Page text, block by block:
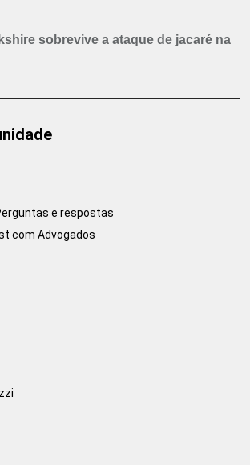
sobrevive a ataque de jacaré na
e respostas
com Advogados